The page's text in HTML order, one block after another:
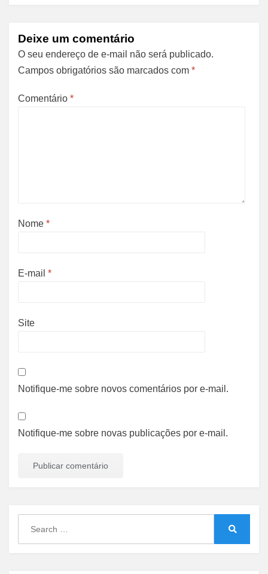
Deixe um comentário
O seu endereço de e-mail não será publicado.
Campos obrigatórios são marcados com *
Comentário *
Nome *
E-mail *
Site
Notifique-me sobre novos comentários por e-mail.
Notifique-me sobre novas publicações por e-mail.